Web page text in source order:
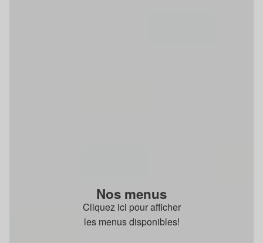
Nos menus
Cliquez ici pour afficher
les menus disponibles!